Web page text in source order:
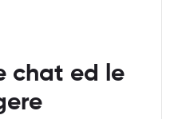
chat ed le